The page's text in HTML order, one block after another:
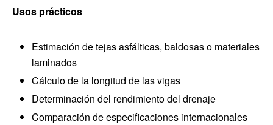
Usos prácticos
Estimación de tejas asfálticas, baldosas o materiales
laminados
Cálculo de la longitud de las vigas
Determinación del rendimiento del drenaje
Comparación de especificaciones internacionales